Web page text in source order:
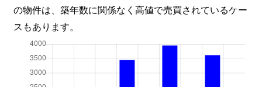
の物件は、築年数に関係なく高値で売買されているケー
スもあります。